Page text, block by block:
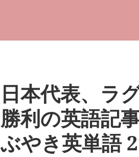
日本代表、ラ
勝利の英語記
ぶやき英単語